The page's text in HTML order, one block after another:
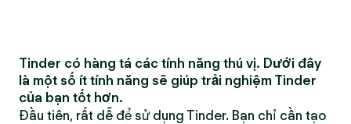
Tinder có hàng tá các tính năng thú vị. Dưới đây
là một số ít tính năng sẽ giúp trải nghiệm Tinder
của bạn tốt hơn.
Đầu tiên, rất dễ để sử dụng Tinder. Bạn chỉ cần tạo